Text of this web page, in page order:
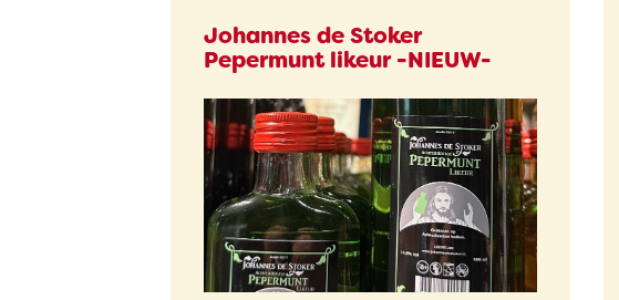
Johannes de Stoker
Pepermunt likeur -NIEUW-